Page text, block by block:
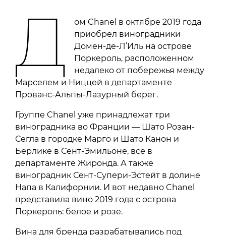
Д
ом Chanel в октябре 2019 года
приобрел виноградники
Домен-де-Л’Иль на острове
Поркероль, расположенном
недалеко от побережья между
Марселем и Ниццей в департаменте
Прованс-Альпы-Лазурный берег.
Группе Chanel уже принадлежат три
виноградника во Франции — Шато Розан-
Сегла в городке Марго и Шато Канон и
Берлике в Сент-Эмильоне, все в
департаменте Жиронда. А также
виноградник Сент-Супери-Эстейт в долине
Напа в Калифорнии. И вот недавно Chanel
представила вино 2019 года с острова
Поркероль: белое и розе.
Вина для бренда разрабатывались под